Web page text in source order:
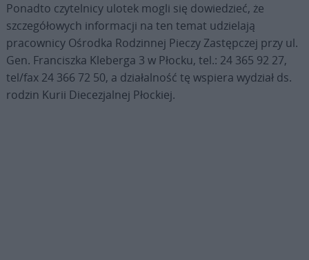
Ponadto czytelnicy ulotek mogli się dowiedzieć, że
szczegółowych informacji na ten temat udzielają
pracownicy Ośrodka Rodzinnej Pieczy Zastępczej przy ul.
Gen. Franciszka Kleberga 3 w Płocku, tel.: 24 365 92 27,
tel/fax 24 366 72 50, a działalność tę wspiera wydział ds.
rodzin Kurii Diecezjalnej Płockiej.